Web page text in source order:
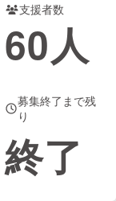
支援者数
60人
募集終了まで残
り
終了